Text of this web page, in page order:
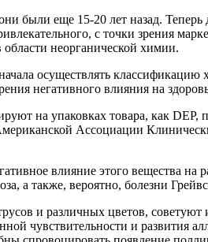
еще 15-20 лет назад. Теперь
с точки зрения
области неорганической химии.
осуществлять классификацию
негативного влияния на
на упаковках товара, как
Ассоциации
влияние этого вещества
а также, вероятно, болезни
и различных цветов, советуют
и развития